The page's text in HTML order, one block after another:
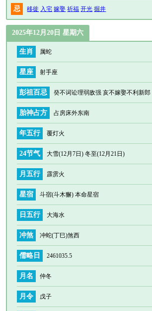
忌 移徙 入宅 嫁娶 祈福 开光 掘井
2025年12月20日 星期六
生肖 属蛇
星座 射手座
彭祖百忌 癸不词讼理弱敌强 亥不嫁娶不利新郎
胎神占方 占房床外东南
年五行 覆灯火
24节气 大雪(12月7日) 冬至(12月21日)
月五行 霹雳火
星宿 斗宿(斗木獬) 本命星宿
日五行 大海水
冲煞 冲蛇(丁巳)煞西
儒略日 2461035.5
月名 仲冬
月令 戊子